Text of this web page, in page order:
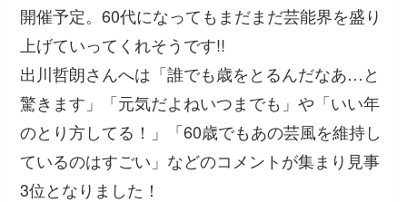
開催予定。60代になってもまだまだ芸能界を盛り
上げていってくれそうです!!
出川哲朗さんへは 「誰でも歳をとるんだなあ…と
驚きます」「元気だよねいつまでも」や 「いい年
のとり方してる！」「60歳でもあの芸風を維持し
ているのはすごい」 などのコメントが集まり見事
3位となりました！